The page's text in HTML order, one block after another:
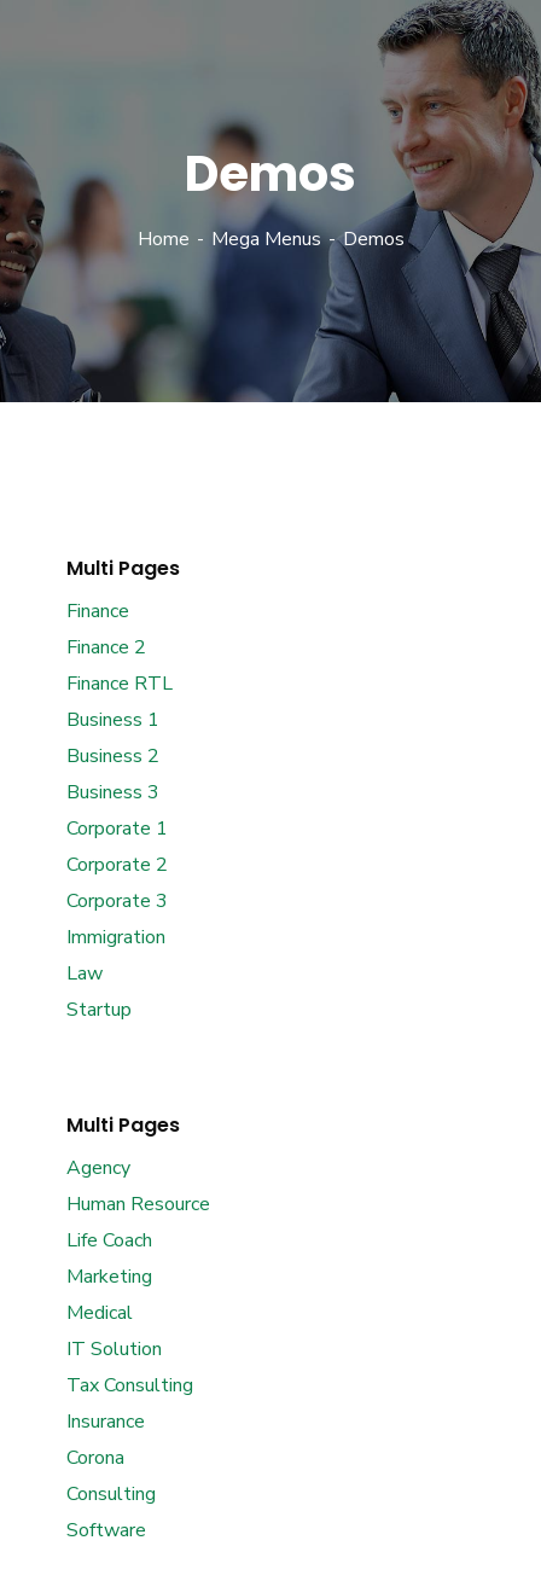
Demos
Home Mega Menus Demos
Multi Pages
Finance
Finance 2
Finance RTL
Business 1
Business 2
Business 3
Corporate 1
Corporate 2
Corporate 3
Immigration
Law
Startup
Multi Pages
Agency
Human Resource
Life Coach
Marketing
Medical
IT Solution
Tax Consulting
Insurance
Corona
Consulting
Software